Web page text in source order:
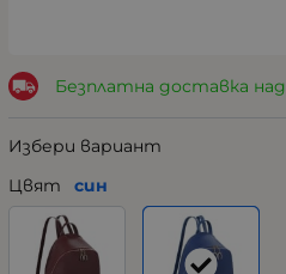
Безплатна доставка над
Избери вариант
Цвят
син